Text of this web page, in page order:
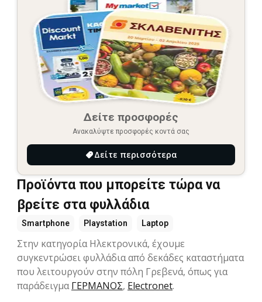
Δείτε προσφορές
Ανακαλύψτε προσφορές κοντά σας
Δείτε περισσότερα
Προϊόντα που μπορείτε τώρα να
βρείτε στα φυλλάδια
Smartphone Playstation Laptop
Στην κατηγορία Hλεκτρονικά, έχουμε
συγκεντρώσει φυλλάδια από δεκάδες καταστήματα
που λειτουργούν στην πόλη Γρεβενά, όπως για
παράδειγμαΓΕΡΜΑΝΟΣ, Electronet.